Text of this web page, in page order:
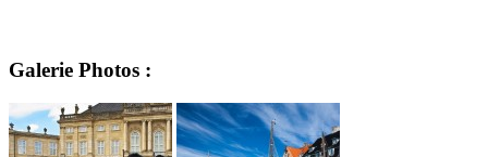
Galerie Photos :